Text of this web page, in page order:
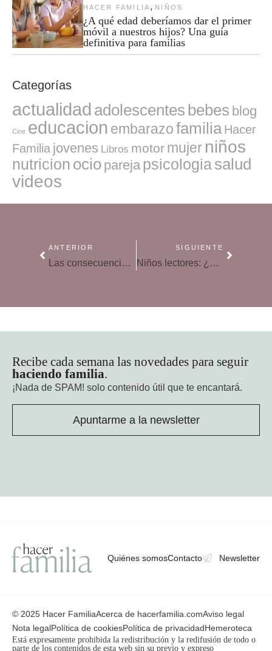
HACER FAMILIA , NIÑOS
¿A qué edad deberíamos dar el primer
móvil a nuestros hijos? Una guía
definitiva para familias
Categorías
actualidad adolescentes bebes blog
Cine educacion embarazofamilia Hacer
Familia jovenes Libros motor mujer niños
nutricion ocio pareja psicologiasalud
videos
ANTERIOR
Las consecuencias de sobreproteger a los hijos
SIGUIENTE
Niños lectores: ¿existen fórmulas mágicas?
Recibe cada semana las novedades para seguir
haciendo familia.
¡Nada de SPAM! solo contenido útil que te encantará.
Apuntarme a la newsletter
Quiénes somosContacto Newsletter
© 2025 Hacer FamiliaAcerca de hacerfamilia.comAviso legal
Nota legalPolítica de cookiesPolítica de privacidadHemeroteca
Está expresamente prohibida la redistribución y la redifusión de todo o
parte de los contenidos de esta web sin su previo y expreso